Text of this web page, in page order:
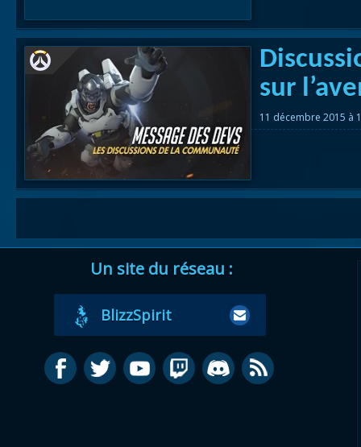
sur
11 décembre 2015 à
Un site du réseau :
BlizzSpirit